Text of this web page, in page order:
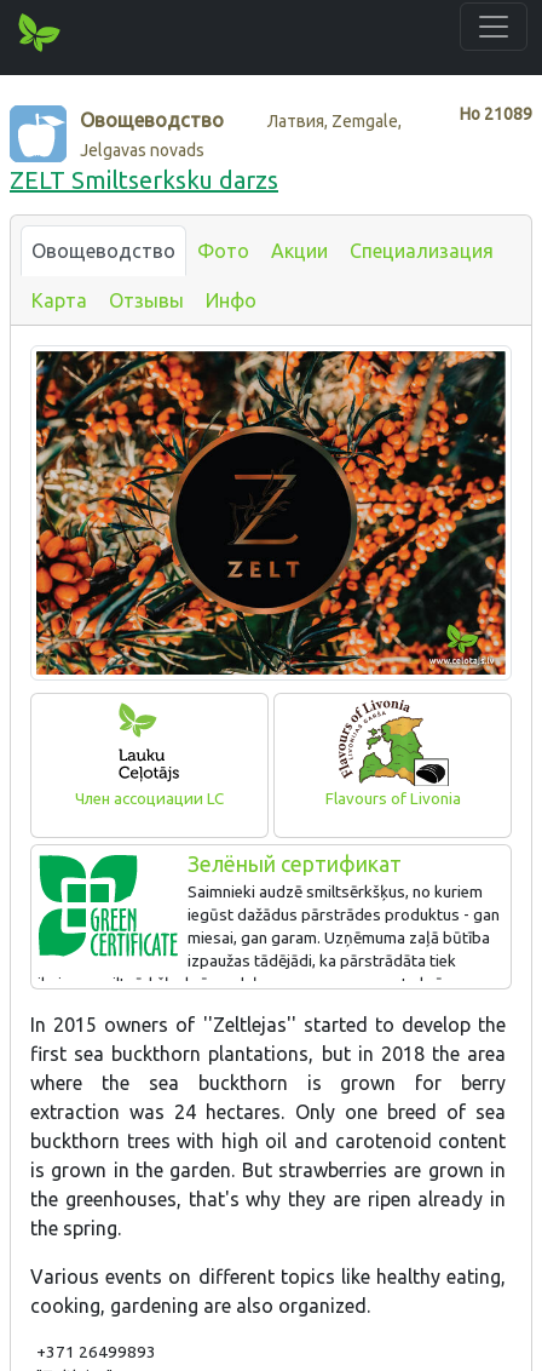
Нo 21089
Овощеводство
Латвия, Zemgale,
Jelgavas novads
ZELT Smiltserksku darzs
Овощеводство Фото Акции Специализация
Карта Отзывы Инфо
Член ассоциации LC Flavours of Livonia
Зелёный сертификат
Saimnieki audzē smiltsērkšķus, no kuriem
iegūst dažādus pārstrādes produktus - gan
miesai, gan garam. Uzņēmuma zaļā būtība
izpaužas tādējādi, ka pārstrādāta tiek
ikviena smiltsērkšķa krūma daļa - gan ogas, gan pats krūms,
jauns, moderns apmeklētāju centrs, kurā var uzzināt par
smiltsērkšķiem, to pārstrādes produktiem, kā arī degustēt un
iegādāties produktus.
In 2015 owners of ''Zeltlejas'' started to develop the
first sea buckthorn plantations, but in 2018 the area
where the sea buckthorn is grown for berry
extraction was 24 hectares. Only one breed of sea
buckthorn trees with high oil and carotenoid content
is grown in the garden. But strawberries are grown in
the greenhouses, that's why they are ripen already in
the spring.
Various events on different topics like healthy eating,
cooking, gardening are also organized.
+371 26499893